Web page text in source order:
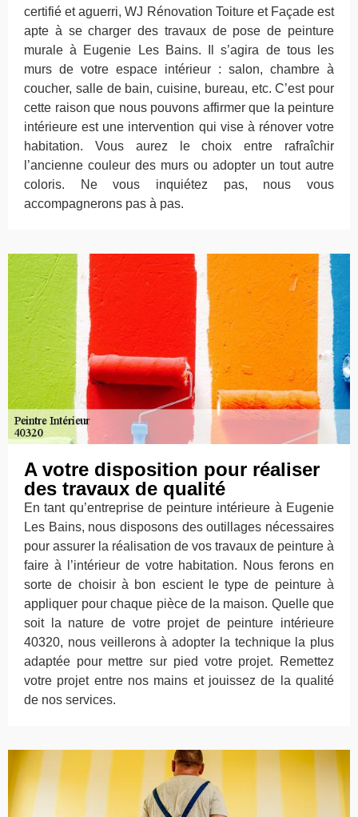
certifié et aguerri, WJ Rénovation Toiture et Façade est
apte à se charger des travaux de pose de peinture
murale à Eugenie Les Bains. Il s’agira de tous les
murs de votre espace intérieur : salon, chambre à
coucher, salle de bain, cuisine, bureau, etc. C’est pour
cette raison que nous pouvons affirmer que la peinture
intérieure est une intervention qui vise à rénover votre
habitation. Vous aurez le choix entre rafraîchir
l’ancienne couleur des murs ou adopter un tout autre
coloris. Ne vous inquiétez pas, nous vous
accompagnerons pas à pas.
A votre disposition pour réaliser
des travaux de qualité
En tant qu’entreprise de peinture intérieure à Eugenie
Les Bains, nous disposons des outillages nécessaires
pour assurer la réalisation de vos travaux de peinture à
faire à l’intérieur de votre habitation. Nous ferons en
sorte de choisir à bon escient le type de peinture à
appliquer pour chaque pièce de la maison. Quelle que
soit la nature de votre projet de peinture intérieure
40320, nous veillerons à adopter la technique la plus
adaptée pour mettre sur pied votre projet. Remettez
votre projet entre nos mains et jouissez de la qualité
de nos services.